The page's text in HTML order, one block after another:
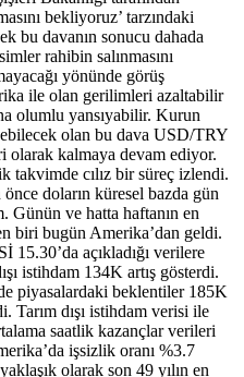
bekliyoruz’ tarzındaki
bu davanın sonucu dahada
rahibin salınmasını
yönünde görüş
ile olan gerilimleri azaltabilir
olumlu yansıyabilir. Kurun
olan bu dava USD/TRY
olarak kalmaya devam ediyor.
takvimde cılız bir süreç izlendi.
doların küresel bazda gün
Günün ve hatta haftanın en
biri bugün Amerika’dan geldi.
15.30’da açıkladığı verilere
istihdam 134K artış gösterdi.
piyasalardaki beklentiler 185K
Tarım dışı istihdam verisi ile
saatlik kazançlar verileri
işsizlik oranı %3.7
olarak son 49 yılın en